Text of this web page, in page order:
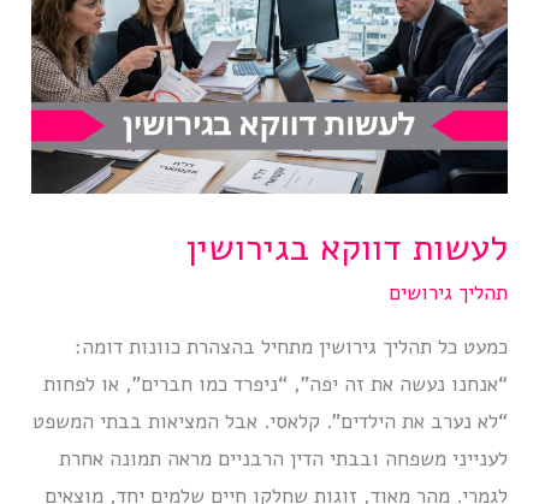
לעשות דווקא בגירושין
תהליך גירושים
כמעט כל תהליך גירושין מתחיל בהצהרת כוונות דומה:
“אנחנו נעשה את זה יפה”, “ניפרד כמו חברים”, או לפחות
“לא נערב את הילדים”. קלאסי. אבל המציאות בבתי המשפט
לענייני משפחה ובבתי הדין הרבניים מראה תמונה אחרת
לגמרי. מהר מאוד, זוגות שחלקו חיים שלמים יחד, מוצאים